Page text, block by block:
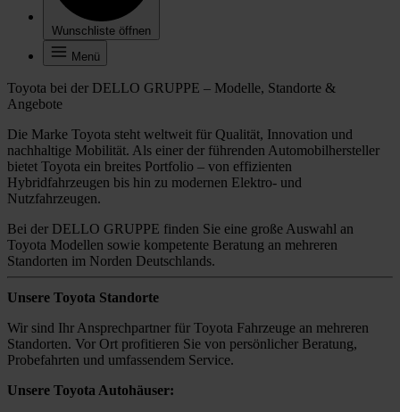
Wunschliste öffnen
Menü
Toyota bei der DELLO GRUPPE – Modelle, Standorte &
Angebote
Die Marke Toyota steht weltweit für Qualität, Innovation und
nachhaltige Mobilität. Als einer der führenden Automobilhersteller
bietet Toyota ein breites Portfolio – von effizienten
Hybridfahrzeugen bis hin zu modernen Elektro- und
Nutzfahrzeugen.
Bei der DELLO GRUPPE finden Sie eine große Auswahl an
Toyota Modellen sowie kompetente Beratung an mehreren
Standorten im Norden Deutschlands.
Unsere Toyota Standorte
Wir sind Ihr Ansprechpartner für Toyota Fahrzeuge an mehreren
Standorten. Vor Ort profitieren Sie von persönlicher Beratung,
Probefahrten und umfassendem Service.
Unsere Toyota Autohäuser: